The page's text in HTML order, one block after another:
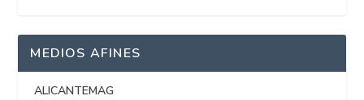
MEDIOS AFINES
ALICANTEMAG